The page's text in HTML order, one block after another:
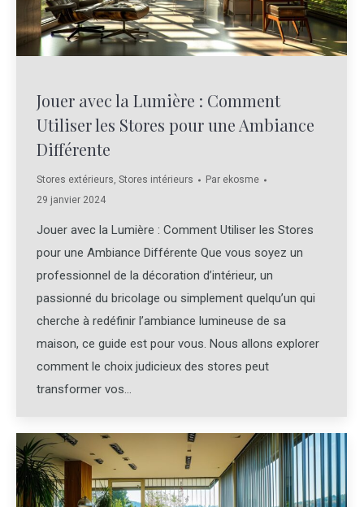
Jouer avec la Lumière : Comment
Utiliser les Stores pour une Ambiance
Différente
Stores extérieurs, Stores intérieurs Par ekosme
29 janvier 2024
Jouer avec la Lumière : Comment Utiliser les Stores
pour une Ambiance Différente Que vous soyez un
professionnel de la décoration d’intérieur, un
passionné du bricolage ou simplement quelqu’un qui
cherche à redéfinir l’ambiance lumineuse de sa
maison, ce guide est pour vous. Nous allons explorer
comment le choix judicieux des stores peut
transformer vos…